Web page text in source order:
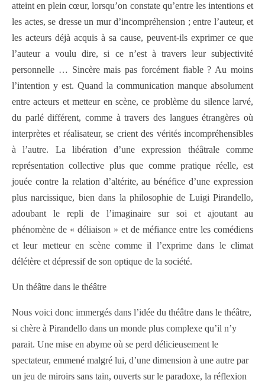
atteint en plein cœur, lorsqu’on constate qu’entre les intentions et
les actes, se dresse un mur d’incompréhension ; entre l’auteur, et
les acteurs déjà acquis à sa cause, peuvent-ils exprimer ce que
l’auteur a voulu dire, si ce n’est à travers leur subjectivité
personnelle … Sincère mais pas forcément fiable ? Au moins
l’intention y est. Quand la communication manque absolument
entre acteurs et metteur en scène, ce problème du silence larvé,
du parlé différent, comme à travers des langues étrangères où
interprètes et réalisateur, se crient des vérités incompréhensibles
à l’autre. La libération d’une expression théâtrale comme
représentation collective plus que comme pratique réelle, est
jouée contre la relation d’altérite, au bénéfice d’une expression
plus narcissique, bien dans la philosophie de Luigi Pirandello,
adoubant le repli de l’imaginaire sur soi et ajoutant au
phénomène de « déliaison » et de méfiance entre les comédiens
et leur metteur en scène comme il l’exprime dans le climat
délétère et dépressif de son optique de la société.
Un théâtre dans le théâtre
Nous voici donc immergés dans l’idée du théâtre dans le théâtre,
si chère à Pirandello dans un monde plus complexe qu’il n’y
parait. Une mise en abyme où se perd délicieusement le
spectateur, emmené malgré lui, d’une dimension à une autre par
un jeu de miroirs sans tain, ouverts sur le paradoxe, la réflexion